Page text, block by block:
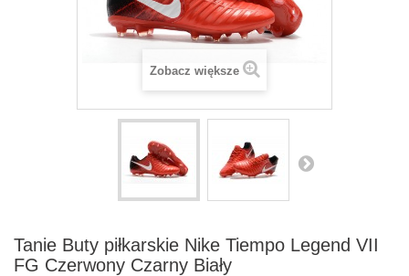
Zobacz większe
Tanie Buty piłkarskie Nike Tiempo Legend VII
FG Czerwony Czarny Biały